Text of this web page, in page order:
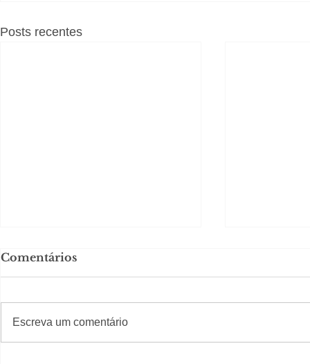
Posts recentes
Comentários
Escreva um comentário
#Sugestões